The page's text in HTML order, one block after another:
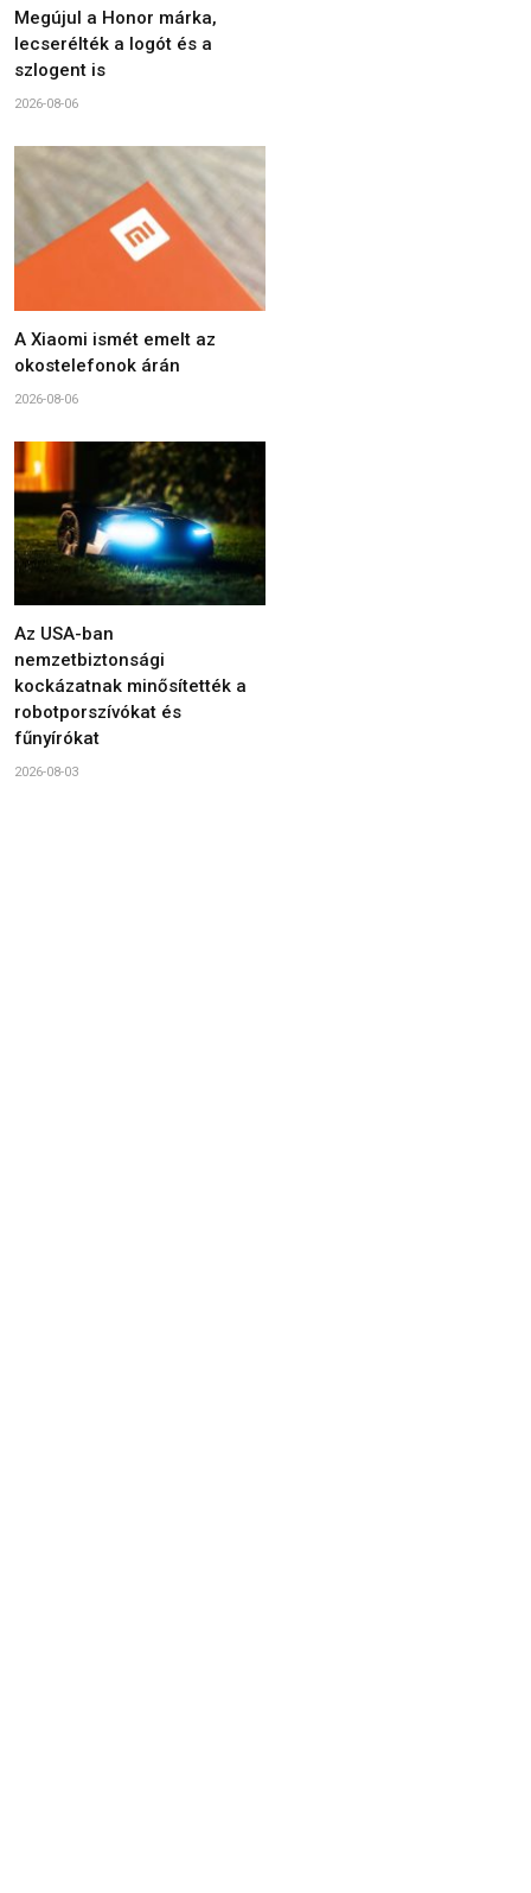
Megújul a Honor márka,
lecserélték a logót és a
szlogent is
2026-08-06
A Xiaomi ismét emelt az
okostelefonok árán
2026-08-06
Az USA-ban
nemzetbiztonsági
kockázatnak minősítették a
robotporszívókat és
fűnyírókat
2026-08-03